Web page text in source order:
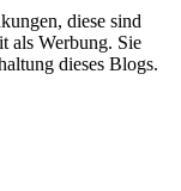
diese sind
als Werbung. Sie
dieses Blogs.